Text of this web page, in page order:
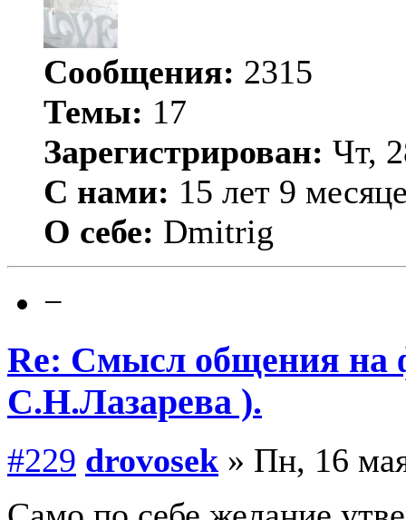
Сообщения: 2315
Темы: 17
Зарегистрирован: Чт,
С нами: 15 лет 9
О себе: Dmitrig
−
Re: Смысл общения на
С.Н.Лазарева ).
#229 drovosek » Пн, 16